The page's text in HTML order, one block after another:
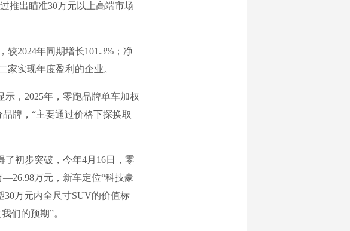
推出瞄准30万元以上高端市场
2024年同期增长101.3%；净
家实现年度盈利的企业。
，2025年，零跑品牌单车加权
牌，“主要通过价格下探换取
初步突破，今年4月16日，零
万元，新车定位“科技豪
30万元内全尺寸SUV的价值标
们的预期”。